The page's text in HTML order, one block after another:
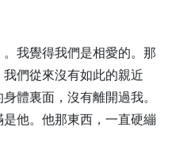
我覺得我們是相愛的。那
們從來沒有如此的親近
體裏面，沒有離開過我。
他。他那東西，一直硬繃